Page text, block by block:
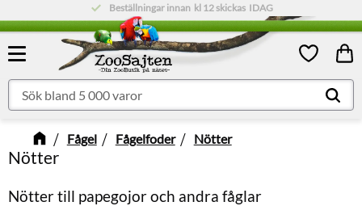
Meny
Beställningar innan kl 12skickas IDAG
Låg fraktkostnad:79 kr
Favoriter
Fågel Fågelfoder Nötter
Nötter
Nötter till papegojor och andra fåglar